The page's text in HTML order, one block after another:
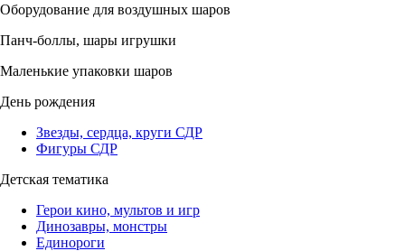
Оборудование для воздушных шаров
Панч-боллы, шары игрушки
Маленькие упаковки шаров
День рождения
Звезды, сердца, круги СДР
Фигуры СДР
Детская тематика
Герои кино, мультов и игр
Динозавры, монстры
Единороги